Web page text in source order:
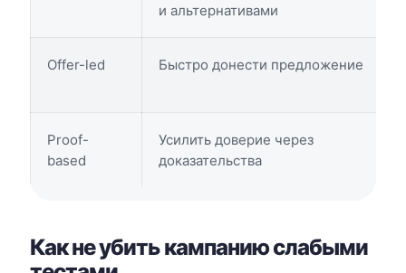
и альтернативами
Offer-led Быстро донести предложение
Proof-
based
Усилить доверие через
доказательства
Как не убить кампанию слабыми